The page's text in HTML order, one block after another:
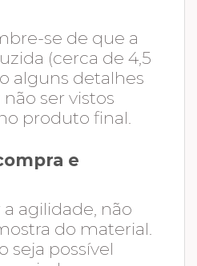
se de que a
(cerca de 4,5
alguns detalhes
ser vistos
produto final.
e
agilidade, não
do material.
seja possível